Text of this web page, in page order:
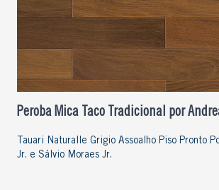
Peroba Mica Taco Tradicional por
Tauari Naturalle Grigio Assoalho Piso Pronto
Jr. e Sálvio Moraes Jr.